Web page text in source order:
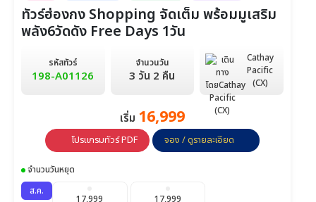
1,999
วันที่ 16-16
1,999
วันที่ 17-17 วันที่ 18-18
วันที่ 19-19 วันที่ 20-20 วันที่ 21-21
1,999
วันที่ 24-24
1,999
วันที่ 25-25
2,199
วันที่ 26-26
2,199
วันที่ 27-27
ทัวร์ฮ่องกง Shopping จัดเต็ม พร้อมมูเสริม
พลัง6วัดดัง Free Days 1วัน
รหัสทัวร์
198-A01126
จำนวนวัน
3 วัน 2 คืน
Cathay
Pacific
(CX)
เริ่ม 16,999
โปรแกรมทัวร์ PDF จอง / ดูรายละเอียด
จำนวนวันหยุด
ส.ค.